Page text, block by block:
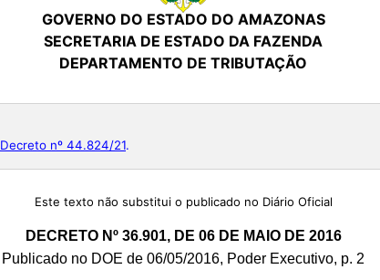
GOVERNO DO ESTADO DO AMAZONAS
SECRETARIA DE ESTADO DA FAZENDA
DEPARTAMENTO DE TRIBUTAÇÃO
Decreto nº 44.824/21.
Este texto não substitui o publicado no Diário Oficial
DECRETO Nº 36.901, DE 06 DE MAIO DE 2016
Publicado no DOE de 06/05/2016, Poder Executivo, p. 2